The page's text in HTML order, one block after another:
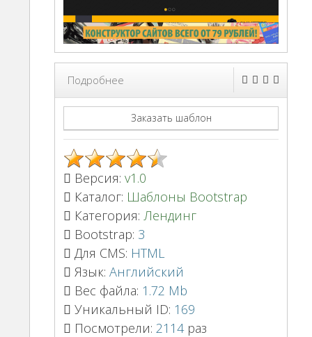
Подробнее
Заказать шаблон
Версия: v1.0
Каталог: Шаблоны Bootstrap
Категория: Лендинг
Bootstrap: 3
Для CMS: HTML
Язык: Английский
Вес файла: 1.72 Mb
Уникальный ID: 169
Посмотрели: 2114раз